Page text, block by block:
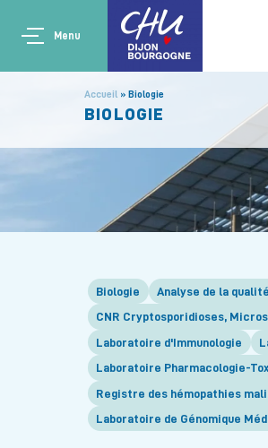
Aller au contenu principal
Main navigation
Menu
Accueil Biologie
BIOLOGIE
Biologie Analyse de la
CNR Cryptosporidioses,
Laboratoire d'Immunologie
Laboratoire Pharmacologie-
Registre des hémopathies
Laboratoire de Génomique
Panneau de gestion des cookies